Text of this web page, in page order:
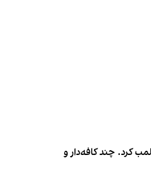
کرد. چند کافه‌‌دار و